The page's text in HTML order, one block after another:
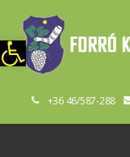
Eszköztár megnyitása
+36 46/587-288